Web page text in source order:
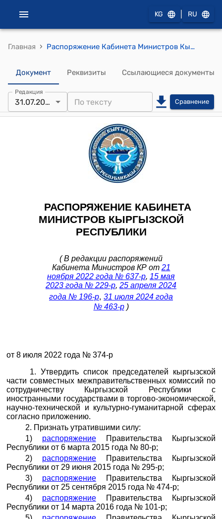
KG RU
Главная › Распоряжение Кабинета Министров Кыргызской Республики от 8 июля 2022 года № 374-р "Об утверждении списка председателей кыргызской части совместных межправительственных комиссий по сотрудничеству Кыргызской Республики с иностранными государствами в торгово-экономической, научно-технической и культурно-гуманитарной сферах"
Документ Реквизиты Ссылающиеся документы
Редакция
31.07.2024 Сравнение